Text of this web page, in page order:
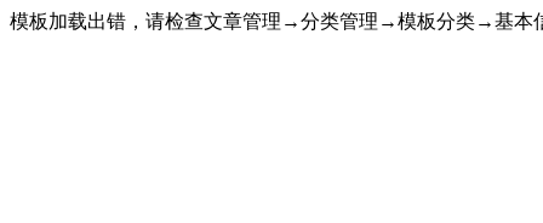
模板加载出错，请检查文章管理→分类管理→模板分类→基本